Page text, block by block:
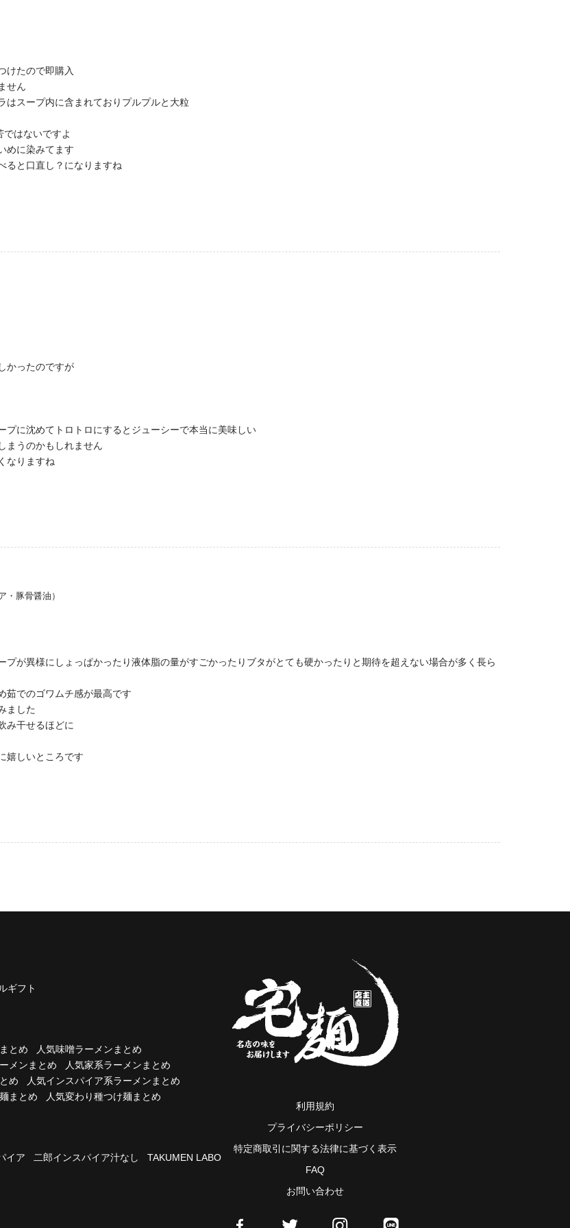
けたので即購入
せん
はスープ内に含まれておりプルプルと大粒
はないですよ
めに染みてます
ると口直し？になりますね
かったのですが
に沈めてトロトロにするとジューシーで本当に美味しい
まうのかもしれません
なりますね
豚骨醤油）
が異様にしょっぱかったり液体脂の量がすごかったりブタがとても硬かったりと期待を超えない場合が多く長ら
茹でのゴワムチ感が最高です
ました
み干せるほどに
嬉しいところです
ギフト
とめ
人気味噌ラーメンまとめ
メンまとめ
人気家系ラーメンまとめ
め
人気インスパイア系ラーメンまとめ
まとめ 人気変わり種つけ麺まとめ
イア 二郎インスパイア汁なし
TAKUMEN LABO
利用規約
プライバシーポリシー
特定商取引に関する法律に基づく表示
FAQ
お問い合わせ